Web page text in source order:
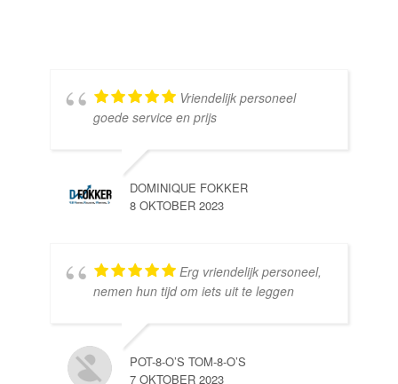
Vriendelijk personeel
goede service en prijs
DOMINIQUE FOKKER
8 OKTOBER 2023
Erg vriendelijk personeel,
nemen hun tijd om iets uit te leggen
POT-8-O’S TOM-8-O’S
7 OKTOBER 2023